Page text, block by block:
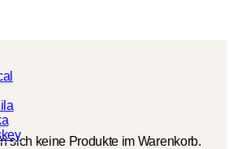
sich keine Produkte im Warenkorb.